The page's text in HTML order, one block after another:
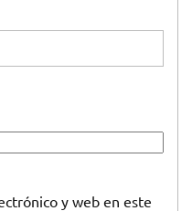
y web en este